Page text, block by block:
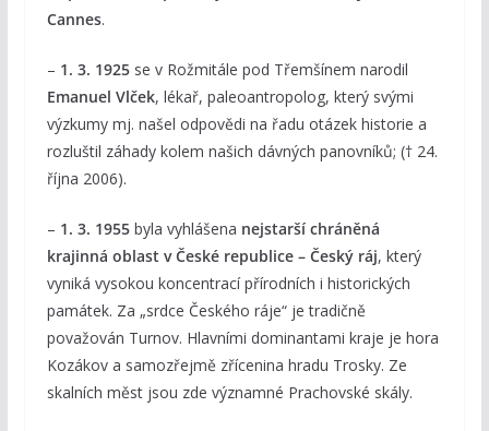
Cannes.
– 1. 3. 1925se v Rožmitále pod Třemšínem narodil
Emanuel Vlček, lékař, paleoantropolog, který svými
výzkumy mj. našel odpovědi na řadu otázek historie a
rozluštil záhady kolem našich dávných panovníků; († 24.
října 2006).
– 1. 3. 1955byla vyhlášena nejstarší chráněná
krajinná oblast v České republice – Český ráj, který
vyniká vysokou koncentrací přírodních i historických
památek. Za „srdce Českého ráje“ je tradičně
považován Turnov. Hlavními dominantami kraje je hora
Kozákov a samozřejmě zřícenina hradu Trosky. Ze
skalních měst jsou zde významné Prachovské skály.